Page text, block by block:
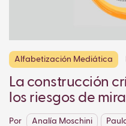
Alfabetización Mediática
La construcción
los riesgos de
Por Analía Moschini